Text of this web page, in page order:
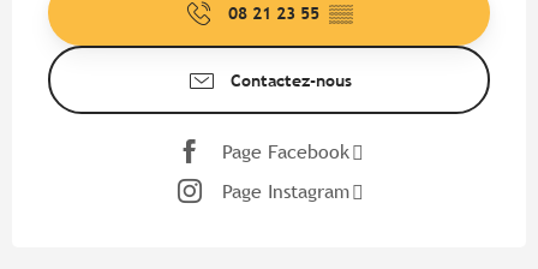
08 21 23 55 ▒▒
Contactez-nous
Page Facebook
Page Instagram